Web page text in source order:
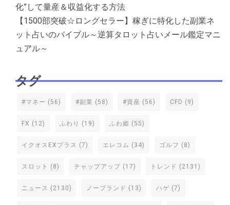
化”して量産＆収益化する方法
【1500部突破☆ロングセラー】稼ぎに特化した副業ネ
ット占いのバイブル～逆算タロット占いメール鑑定マニ
ュアル～
タグ
#マネー (56) #副業 (58) #資産 (56) CFD (9)
FX (12) ふわり (19) ふわ姫 (55)
イクオスEXプラス (7) エレコム (34) ゴルフ (8)
スロット (8) チャップアップ (17) トレンド (2131)
ニュース (2130) ノーブランド (13) ハゲ (7)